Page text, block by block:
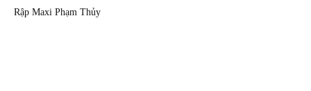
Rập Maxi Phạm Thủy